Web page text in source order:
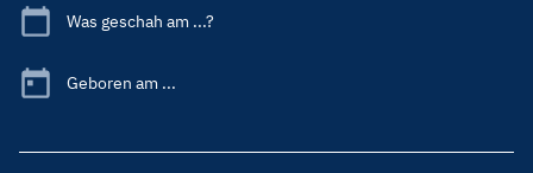
Was geschah am ...?
Geboren am ...